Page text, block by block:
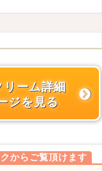
リーム詳細
ジを見る
からご覧頂けます